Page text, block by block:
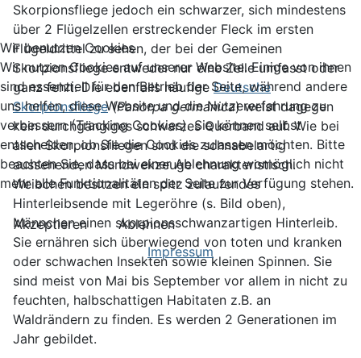
Skorpionsfliege jedoch ein schwarzer, sich mindestens
über 2 Flügelzellen erstreckender Fleck im ersten
Flügeldrittel zu sehen, der bei der Gemeinen
Skorpionsfliege entweder nur eine Zelle umfasst oder
ganz fehlt. Die ebenfalls häufigeDeutsche
Skorpionsfliege(Panorpa germanica) weist dagegen
kein durchgängiges schwarzes Querband auf. Wie bei
allen Skorpionsfliegen sind die schnabelartig
aussehenden Mundwekzeuge charakteristisch.
Weibchen besitzen ein spitz zulaufendes
Hinterleibsende mit Legeröhre (s. Bild oben),
Männchen einen skorpionsschwanzartigen Hinterleib.
Sie ernähren sich überwiegend von toten und kranken
oder schwachen Insekten sowie kleinen Spinnen. Sie
sind meist von Mai bis September vor allem in nicht zu
feuchten, halbschattigen Habitaten z.B. an
Waldrändern zu finden. Es werden 2 Generationen im
Jahr gebildet.
Wir benutzen Cookies
Wir nutzen Cookies auf unserer Website. Einige von ihnen
sind essenziell für den Betrieb der Seite, während andere
uns helfen, diese Website und die Nutzererfahrung zu
verbessern (Tracking Cookies). Sie können selbst
entscheiden, ob Sie die Cookies zulassen möchten. Bitte
beachten Sie, dass bei einer Ablehnung womöglich nicht
mehr alle Funktionalitäten der Seite zur Verfügung stehen.
Akzeptieren
Ablehnen
Impressum